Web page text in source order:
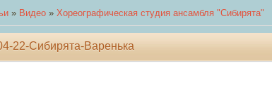
» Видео » Хореографическая студия ансамбля "Сибирята"
22-Сибирята-Варенька